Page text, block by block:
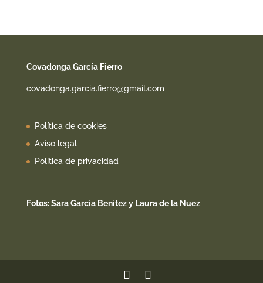
Covadonga García Fierro
covadonga.garcia.fierro@gmail.com
Política de cookies
Aviso legal
Política de privacidad
Fotos: Sara García Benítez y Laura de la Nuez